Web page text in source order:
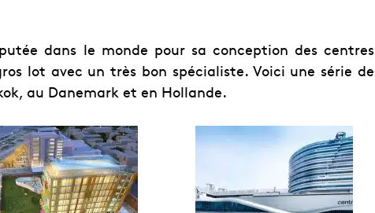
dans le monde pour sa conception des centres
lot avec un très bon spécialiste. Voici une série de
au Danemark et en Hollande.